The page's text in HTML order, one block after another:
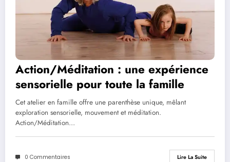
Action/Méditation : une expérience
sensorielle pour toute la famille
Cet atelier en famille offre une parenthèse unique, mêlant
exploration sensorielle, mouvement et méditation.
Action/Méditation…
0 Commentaires Lire La Suite